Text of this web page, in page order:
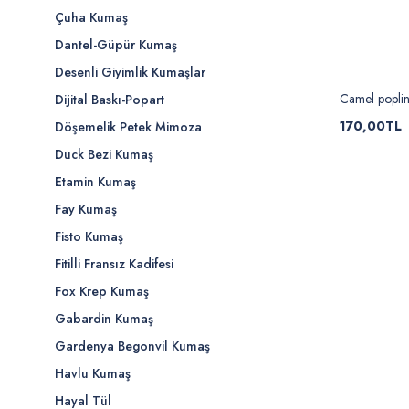
Çuha Kumaş
Dantel-Güpür Kumaş
Desenli Giyimlik Kumaşlar
Dijital Baskı-Popart
Döşemelik Petek Mimoza
Duck Bezi Kumaş
Etamin Kumaş
Fay Kumaş
Fisto Kumaş
Fitilli Fransız Kadifesi
Fox Krep Kumaş
Gabardin Kumaş
Gardenya Begonvil Kumaş
Havlu Kumaş
Hayal Tül
Camel
170,00TL